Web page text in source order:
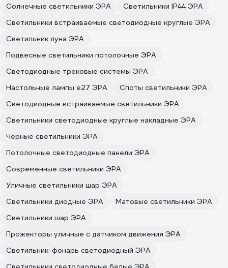
Солнечные светильники ЭРА
Светильники IP44 ЭРА
Светильники встраиваемые светодиодные круглые ЭРА
Светильник луна ЭРА
Подвесные светильники потолочные ЭРА
Светодиодные трековые системы ЭРА
Настольные лампы e27 ЭРА
Споты светильники ЭРА
Светодиодные встраиваемые светильники ЭРА
Светильники светодиодные круглые накладные ЭРА
Черные светильники ЭРА
Потолочные светодиодные панели ЭРА
Современные светильники ЭРА
Уличные светильники шар ЭРА
Светильники диодные ЭРА
Матовые светильники ЭРА
Светильники шар ЭРА
Прожекторы уличные с датчиком движения ЭРА
Светильник-фонарь светодиодный ЭРА